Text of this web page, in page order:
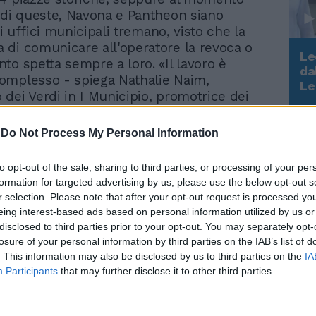
Do Not Process My Personal Information
opt-out of the sale, sharing to third parties, or processing of your
for targeted advertising by us, please use the below opt-out
selection. Please note that after your opt-out request is processed
interest-based ads based on personal information utilized by us
to third parties prior to your opt-out. You may separately
of your personal information by third parties on the IAB’s list of
This information may also be disclosed by us to third parties on the
Participants that may further disclose it to other third parties.
queste, Navona e Pantheon siano
uffici municipali tremano, visto che la
di comunicare all'operatore la revoca o
spetta sempre a loro. «Il lavoro è
- spiega Nathalie Naim,
dei Verdi in I Municipio, promotrice dei
solo un mese fa nonostante i
Municipio risalgano a gennaio 2011.
ci sono due persone dedicate a
che sono state prelevate dall'ufficio
rimasto sguarnito». Si tratta di
estrema precisione la situazione delle
sulle vie e piazze in questione
tutti i fascicoli cartacei, «tenendo conto
non essere aggiornati», dice
I Pmo del Municipio, in media,
Rudy Giuliani a Come States?
Trump, Meloni e la strategia
americana